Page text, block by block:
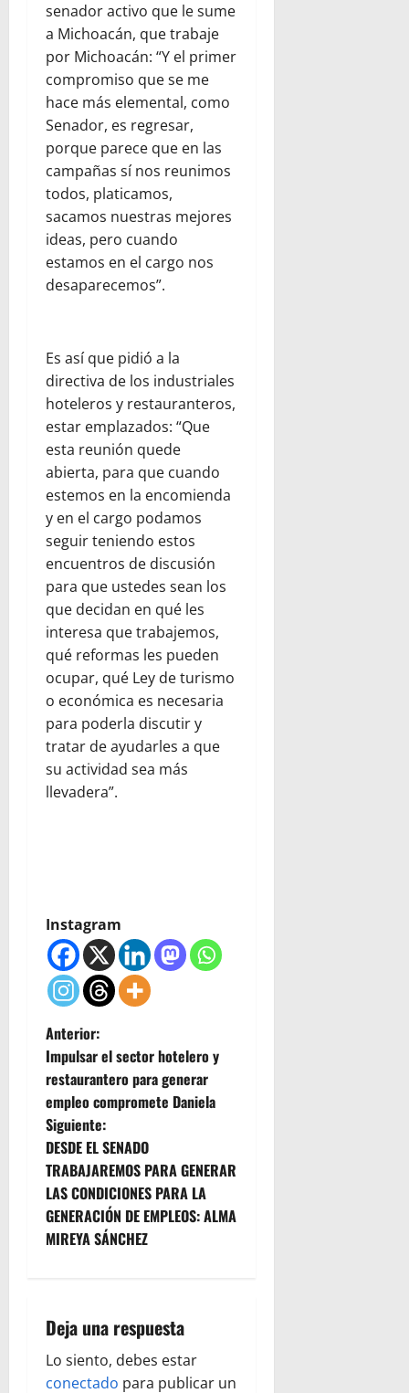
senador activo que le sume
a Michoacán, que trabaje
por Michoacán: “Y el primer
compromiso que se me
hace más elemental, como
Senador, es regresar,
porque parece que en las
campañas sí nos reunimos
todos, platicamos,
sacamos nuestras mejores
ideas, pero cuando
estamos en el cargo nos
desaparecemos”.
Es así que pidió a la
directiva de los industriales
hoteleros y restauranteros,
estar emplazados: “Que
esta reunión quede
abierta, para que cuando
estemos en la encomienda
y en el cargo podamos
seguir teniendo estos
encuentros de discusión
para que ustedes sean los
que decidan en qué les
interesa que trabajemos,
qué reformas les pueden
ocupar, qué Ley de turismo
o económica es necesaria
para poderla discutir y
tratar de ayudarles a que
su actividad sea más
llevadera”.
Instagram
N
a
v
e
g
a
i
ó
Anterior:
Impulsar el sector hotelero y
restaurantero para generar
empleo compromete Daniela
Siguiente:
DESDE EL SENADO
TRABAJAREMOS PARA GENERAR
LAS CONDICIONES PARA LA
GENERACIÓN DE EMPLEOS: ALMA
MIREYA SÁNCHEZ
Deja una respuesta
Lo siento, debes estar
conectado para publicar un